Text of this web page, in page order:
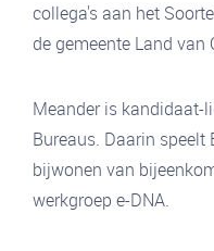
collega's aan het
de gemeente Land van
Meander is kandidaat-
Bureaus. Daarin speelt
bijwonen van
werkgroep e-DNA.